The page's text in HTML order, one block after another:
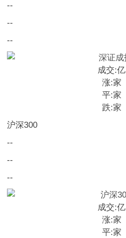
--
--
--
成交:亿
涨:家
平:家
跌:家
沪深300
--
--
--
成交:亿
涨:家
平:家